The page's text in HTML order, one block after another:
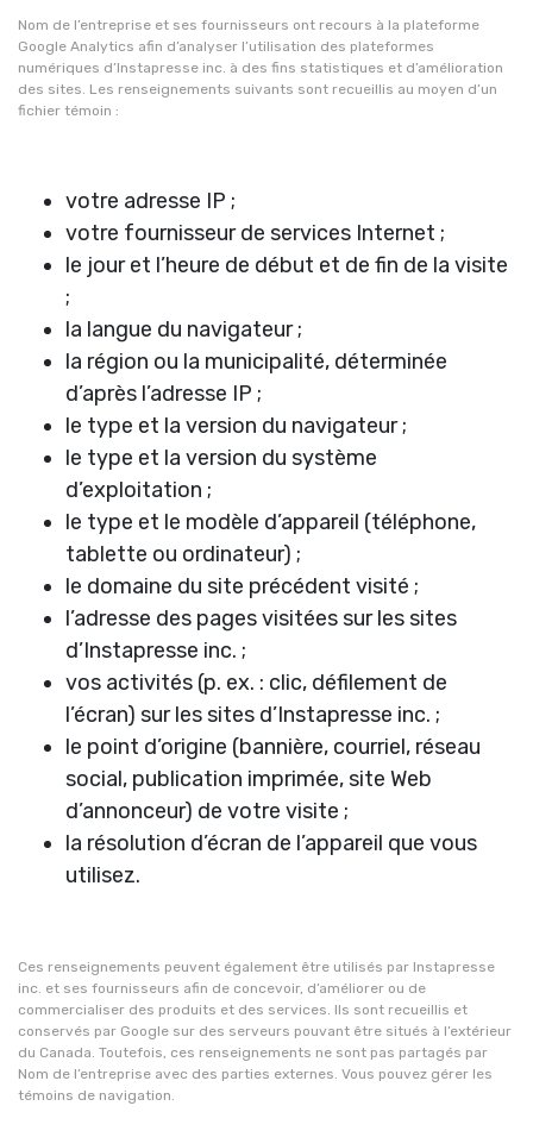
Nom de l’entreprise et ses fournisseurs ont recours à la plateforme
Google Analytics afin d’analyser l’utilisation des plateformes
numériques d’Instapresse inc. à des fins statistiques et d’amélioration
des sites. Les renseignements suivants sont recueillis au moyen d’un
fichier témoin :
votre adresse IP ;
votre fournisseur de services Internet ;
le jour et l’heure de début et de fin de la visite
;
la langue du navigateur ;
la région ou la municipalité, déterminée
d’après l’adresse IP ;
le type et la version du navigateur ;
le type et la version du système
d’exploitation ;
le type et le modèle d’appareil (téléphone,
tablette ou ordinateur) ;
le domaine du site précédent visité ;
l’adresse des pages visitées sur les sites
d’Instapresse inc. ;
vos activités (p. ex. : clic, défilement de
l’écran) sur les sites d’Instapresse inc. ;
le point d’origine (bannière, courriel, réseau
social, publication imprimée, site Web
d’annonceur) de votre visite ;
la résolution d’écran de l’appareil que vous
utilisez.
Ces renseignements peuvent également être utilisés par Instapresse
inc. et ses fournisseurs afin de concevoir, d’améliorer ou de
commercialiser des produits et des services. Ils sont recueillis et
conservés par Google sur des serveurs pouvant être situés à l’extérieur
du Canada. Toutefois, ces renseignements ne sont pas partagés par
Nom de l’entreprise avec des parties externes. Vous pouvez gérer les
témoins de navigation.